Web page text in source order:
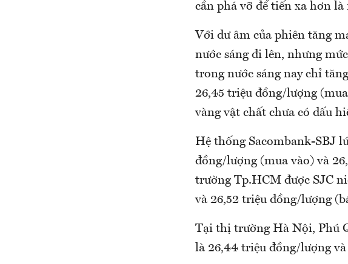
cần phá vỡ để tiến xa hơn là
Với dư âm của phiên tăng
nước sáng đi lên, nhưng
trong nước sáng nay chỉ
26,45 triệu đồng/lượng
vàng vật chất chưa có dấu
Hệ thống Sacombank-SBJ
đồng/lượng (mua vào) và
trường Tp.HCM được SJC
và 26,52 triệu đồng/lượng
Tại thị trường Hà Nội, Phú
là 26,44 triệu đồng/lượng